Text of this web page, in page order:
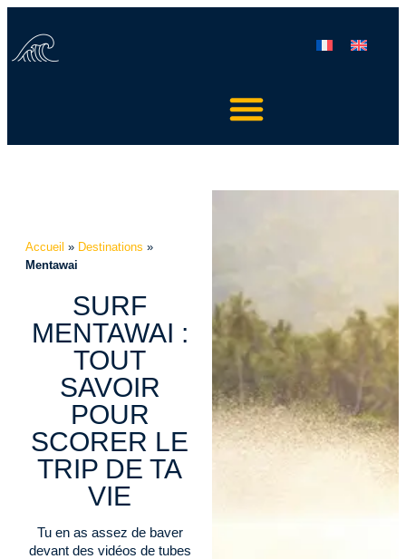
Accueil » Destinations »
Mentawai
SURF
MENTAWAI :
TOUT
SAVOIR
POUR
SCORER LE
TRIP DE TA
VIE
Tu en as assez de baver
devant des vidéos de tubes